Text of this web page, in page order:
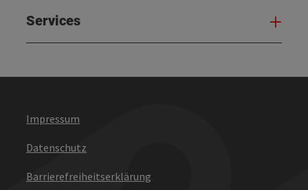
Services
Impressum
Datenschutz
Barrierefreiheitserklärung